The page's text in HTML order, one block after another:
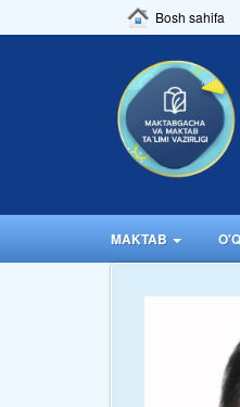
Bosh sahifa
MAKTAB